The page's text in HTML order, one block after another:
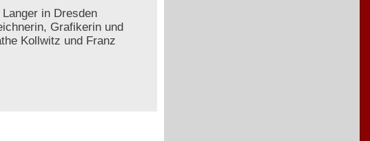
in Dresden
Grafikerin und
Kollwitz und Franz